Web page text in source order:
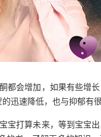
都会增加，如果有些增
迅速降低，也与抑郁有很
宝打算未来，等到宝宝